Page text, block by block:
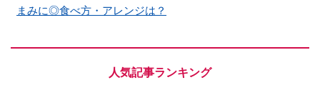
まみに◎食べ方・アレンジは？